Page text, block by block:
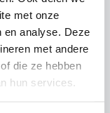
met onze
en analyse. Deze
met andere
die ze hebben
hun services.